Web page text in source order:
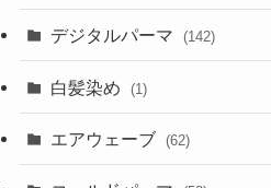
デジタルパーマ (142)
白髪染め (1)
エアウェーブ (62)